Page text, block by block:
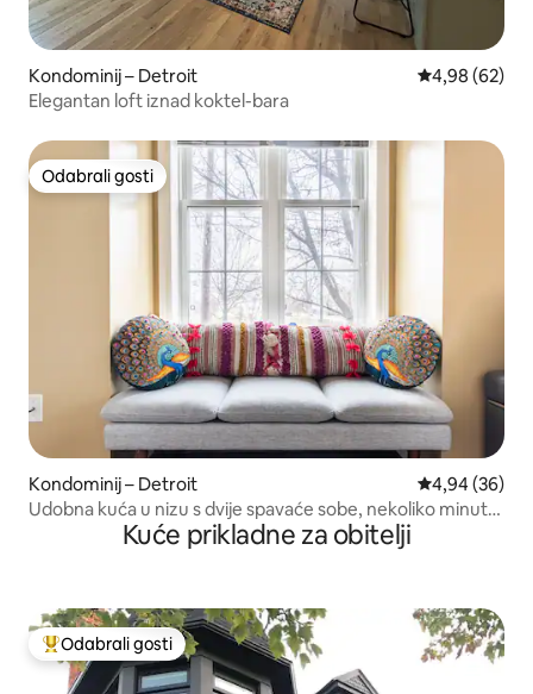
Kondominij – Detroit Prosječna
4,98 (62)
Elegantan loft iznad koktel-bara
Odabrali gosti
Odabrali gosti
Kondominij – Detroit Prosječna
4,94 (36)
Udobna kuća u nizu s dvije spavaće sobe, nekoliko minuta
od centra DetroitaKuće prikladne za obitelji
Među najviše rangiranima s oznakom „Odabrali gosti”
Odabrali gosti